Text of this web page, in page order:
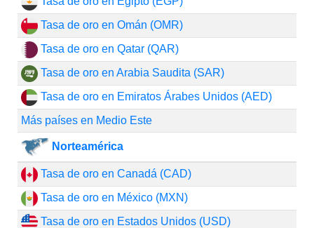
Tasa de oro en Omán (OMR)
Tasa de oro en Qatar (QAR)
Tasa de oro en Arabia Saudita (SAR)
Tasa de oro en Emiratos Árabes Unidos (AED)
Más países en Medio Este
Norteamérica
Tasa de oro en Canadá (CAD)
Tasa de oro en México (MXN)
Tasa de oro en Estados Unidos (USD)